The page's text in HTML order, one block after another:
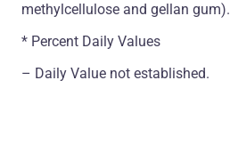
methylcellulose and gellan gum).
* Percent Daily Values
– Daily Value not established.